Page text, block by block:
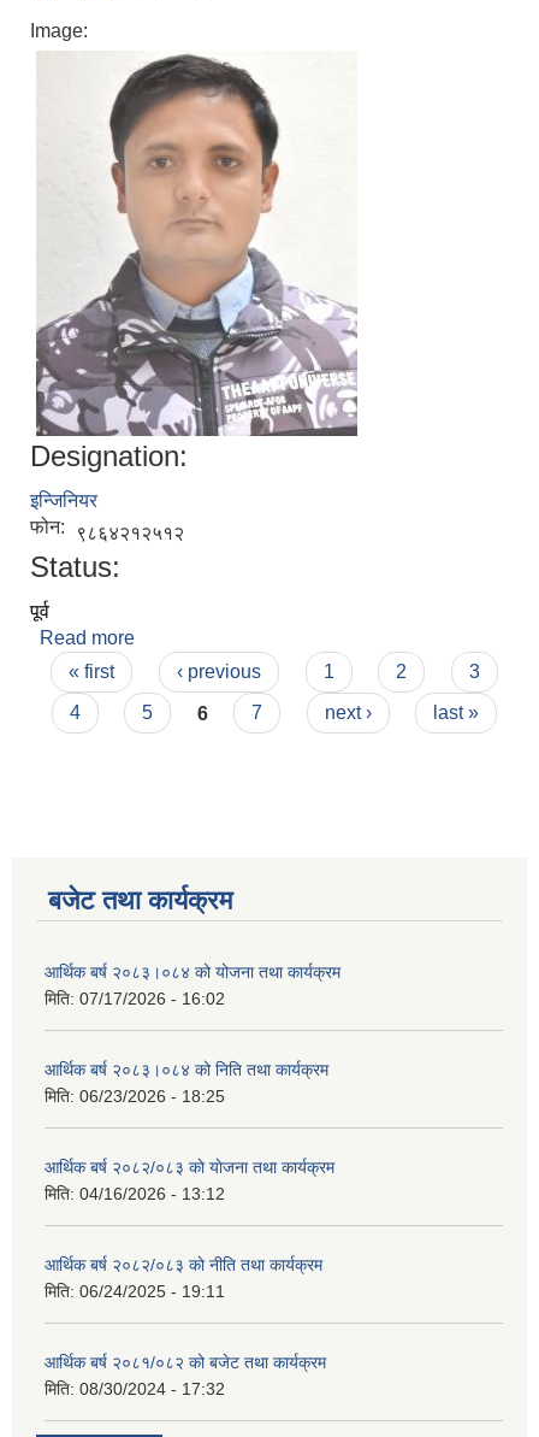
Image:
Designation:
इन्जिनियर
फोन:
९८६४२१२५१२
Status:
पूर्व
Read more
Pages
« first ‹ previous 1 2
3
4
5 6 7 next › last »
बजेट तथा कार्यक्रम
आर्थिक बर्ष २०८३।०८४ को योजना तथा कार्यक्रम
मिति: 07/17/2026 - 16:02
आर्थिक बर्ष २०८३।०८४ को निति तथा कार्यक्रम
मिति: 06/23/2026 - 18:25
आर्थिक बर्ष २०८२/०८३ काे याेजना तथा कार्यक्रम
मिति: 04/16/2026 - 13:12
आर्थिक बर्ष २०८२/०८३ काे नीति तथा कार्यक्रम
मिति: 06/24/2025 - 19:11
आर्थिक बर्ष २०८१/०८२ को बजेट तथा कार्यक्रम
मिति: 08/30/2024 - 17:32